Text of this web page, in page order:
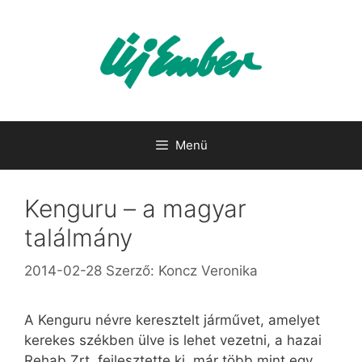
Menü
Kenguru – a magyar
találmány
2014-02-28 Szerző: Koncz Veronika
A Kenguru névre keresztelt járművet, amelyet
kerekes székben ülve is lehet vezetni, a hazai